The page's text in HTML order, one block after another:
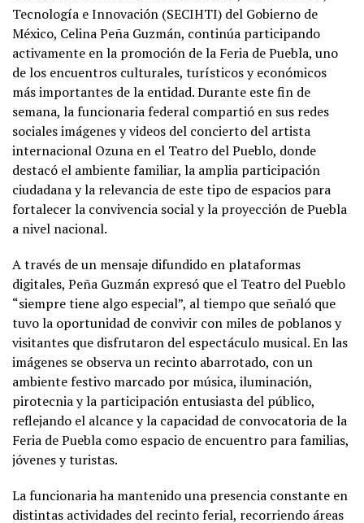
Tecnología e Innovación (SECIHTI) del Gobierno de
México, Celina Peña Guzmán, continúa participando
activamente en la promoción de la Feria de Puebla, uno
de los encuentros culturales, turísticos y económicos
más importantes de la entidad. Durante este fin de
semana, la funcionaria federal compartió en sus redes
sociales imágenes y videos del concierto del artista
internacional Ozuna en el Teatro del Pueblo, donde
destacó el ambiente familiar, la amplia participación
ciudadana y la relevancia de este tipo de espacios para
fortalecer la convivencia social y la proyección de Puebla
a nivel nacional.
A través de un mensaje difundido en plataformas
digitales, Peña Guzmán expresó que el Teatro del Pueblo
“siempre tiene algo especial”, al tiempo que señaló que
tuvo la oportunidad de convivir con miles de poblanos y
visitantes que disfrutaron del espectáculo musical. En las
imágenes se observa un recinto abarrotado, con un
ambiente festivo marcado por música, iluminación,
pirotecnia y la participación entusiasta del público,
reflejando el alcance y la capacidad de convocatoria de la
Feria de Puebla como espacio de encuentro para familias,
jóvenes y turistas.
La funcionaria ha mantenido una presencia constante en
distintas actividades del recinto ferial, recorriendo áreas